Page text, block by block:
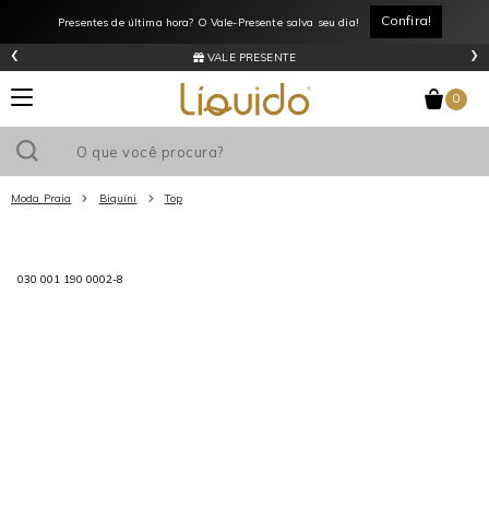
Presentes de última hora? O Vale-Presente salva seu dia! Confira!
VALE PRESENTE
‹ ›
0
Moda Praia Biquíni Top
030 001 190 0002-8